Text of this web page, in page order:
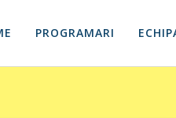
PROGRAMARI